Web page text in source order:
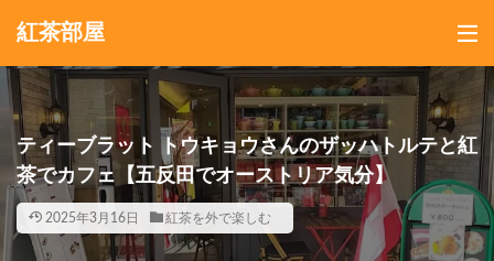
紅茶部屋
ティーブラット トウキョウさんのザッハトルテと紅
茶でカフェ【五反田でオーストリア気分】
2025年3月16日 紅茶を外で楽しむ